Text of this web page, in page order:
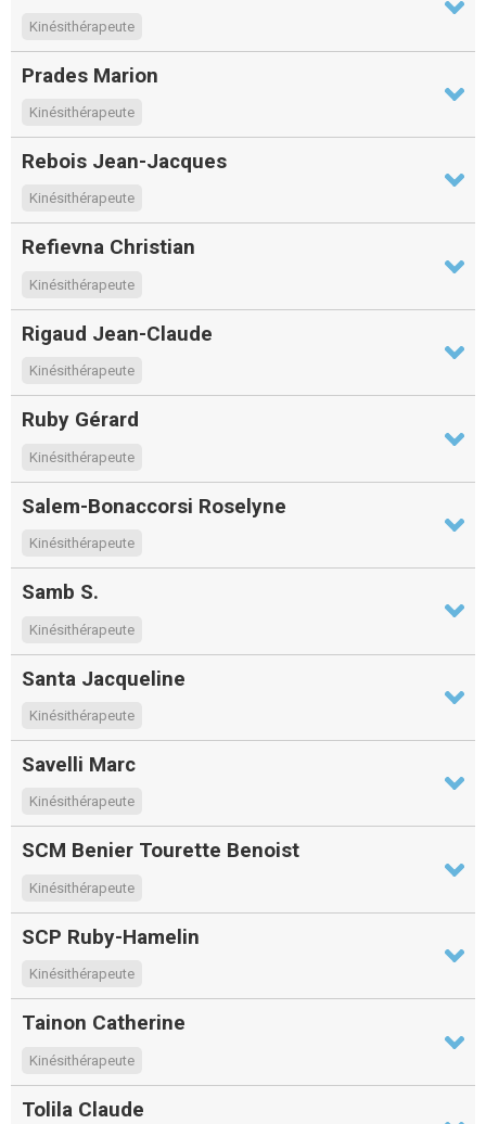
Kinésithérapeute
Prades Marion
Kinésithérapeute
Rebois Jean-Jacques
Kinésithérapeute
Refievna Christian
Kinésithérapeute
Rigaud Jean-Claude
Kinésithérapeute
Ruby Gérard
Kinésithérapeute
Salem-Bonaccorsi Roselyne
Kinésithérapeute
Samb S.
Kinésithérapeute
Santa Jacqueline
Kinésithérapeute
Savelli Marc
Kinésithérapeute
SCM Benier Tourette Benoist
Kinésithérapeute
SCP Ruby-Hamelin
Kinésithérapeute
Tainon Catherine
Kinésithérapeute
Tolila Claude